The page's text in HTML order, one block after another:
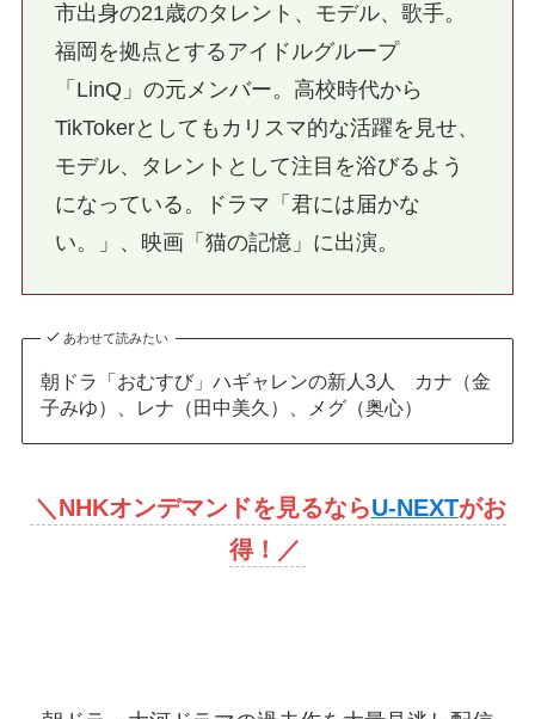
市出身の21歳のタレント、モデル、歌手。
福岡を拠点とするアイドルグループ
「LinQ」の元メンバー。高校時代から
TikTokerとしてもカリスマ的な活躍を見せ、
モデル、タレントとして注目を浴びるよう
になっている。ドラマ「君には届かな
い。」、映画「猫の記憶」に出演。
あわせて読みたい
朝ドラ「おむすび」ハギャレンの新人3人 カナ（金
子みゆ）、レナ（田中美久）、メグ（奥心）
＼ NHKオンデマンドを見るならU-NEXTがお
得！ ／